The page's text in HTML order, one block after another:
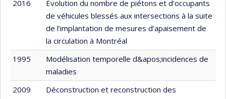
2016
Évolution du nombre de piétons et d’occupants
de véhicules blessés aux intersections à la suite
de l’implantation de mesures d’apaisement de
la circulation à Montréal
1995
Modélisation temporelle d&apos;incidences de
maladies
2009
Déconstruction et reconstruction des